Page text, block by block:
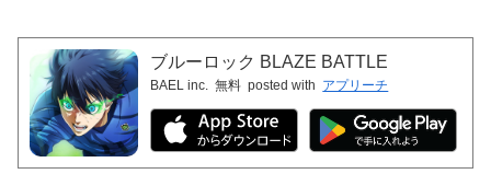
ブルーロック BLAZE BATTLE
BAEL inc. 無料 posted with アプリーチ